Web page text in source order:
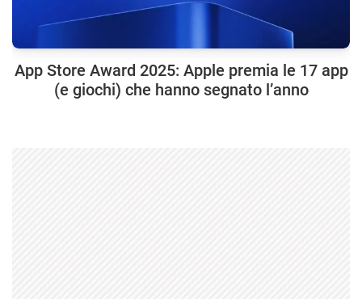
App Store Award 2025: Apple premia le 17 app
(e giochi) che hanno segnato l’anno